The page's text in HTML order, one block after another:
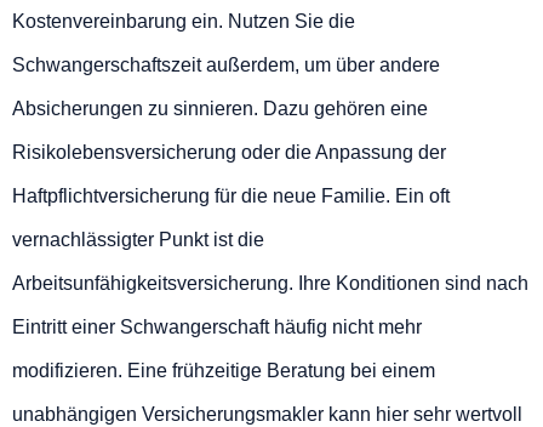
Kostenvereinbarung ein. Nutzen Sie die
Schwangerschaftszeit außerdem, um über andere
Absicherungen zu sinnieren. Dazu gehören eine
Risikolebensversicherung oder die Anpassung der
Haftpflichtversicherung für die neue Familie. Ein oft
vernachlässigter Punkt ist die
Arbeitsunfähigkeitsversicherung. Ihre Konditionen sind nach
Eintritt einer Schwangerschaft häufig nicht mehr
modifizieren. Eine frühzeitige Beratung bei einem
unabhängigen Versicherungsmakler kann hier sehr wertvoll